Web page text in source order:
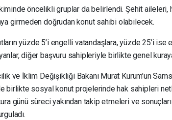
öncelikli gruplar da belirlendi. Şehit
girmeden doğrudan konut sahibi olabilecek.
yüzde 5’i engelli vatandaşlara, yüzde 25’i ise
diğer başvuru sahipleriyle birlikte genel
ve İklim Değişikliği Bakanı Murat Kurum’un
birlikte sosyal konut projelerinde hak sahipleri
günü süreci yakından takip etmeleri ve